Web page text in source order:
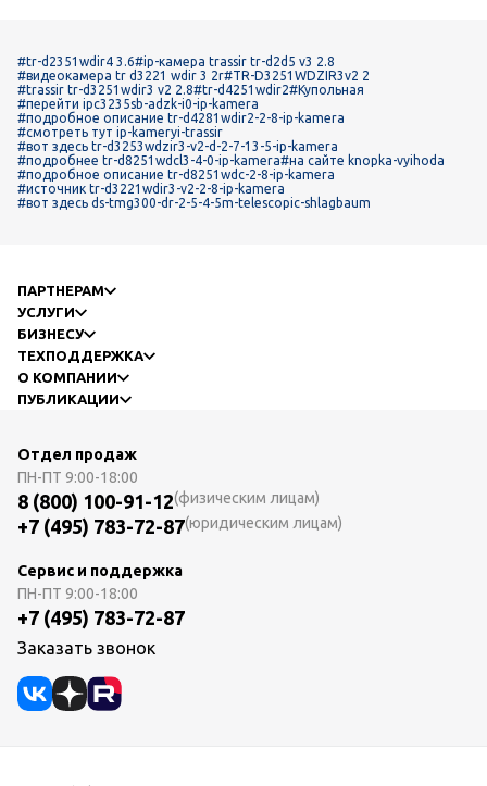
#tr-d2351wdir4 3.6#ip-камера trassir tr-d2d5 v3 2.8
#видеокамера tr d3221 wdir 3 2r#TR-D3251WDZIR3v2 2
#trassir tr-d3251wdir3 v2 2.8#tr-d4251wdir2#Купольная
#перейти ipc3235sb-adzk-i0-ip-kamera
#подробное описание tr-d4281wdir2-2-8-ip-kamera
#смотреть тут ip-kameryi-trassir
#вот здесь tr-d3253wdzir3-v2-d-2-7-13-5-ip-kamera
#подробнее tr-d8251wdcl3-4-0-ip-kamera#на сайте knopka-vyihoda
#подробное описание tr-d8251wdc-2-8-ip-kamera
#источник tr-d3221wdir3-v2-2-8-ip-kamera
#вот здесь ds-tmg300-dr-2-5-4-5m-telescopic-shlagbaum
ПАРТНЕРАМ
УСЛУГИ
БИЗНЕСУ
ТЕХПОДДЕРЖКА
О КОМПАНИИ
ПУБЛИКАЦИИ
Отдел продаж
ПН-ПТ 9:00-18:00
8 (800) 100-91-12(физическим лицам)
+7 (495) 783-72-87(юридическим лицам)
Сервис и поддержка
ПН-ПТ 9:00-18:00
+7 (495) 783-72-87
Заказать звонок